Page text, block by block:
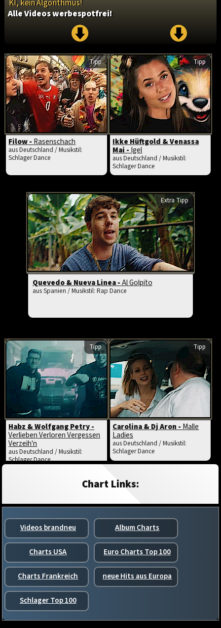
KI, kein Algorithmus!
Alle Videos werbespotfrei!
Tipp
Filow - Rasenschach
aus Deutschland / Musikstil:
Schlager Dance
Tipp
Ikke Hüftgold & Venassa
Mai - Igel
aus Deutschland / Musikstil:
Schlager Dance
Extra Tipp
Quevedo & Nueva Linea -Al Golpito
aus Spanien / Musikstil: Rap Dance
Tipp
Habz & Wolfgang Petry -
Verlieben Verloren Vergessen
Verzeih'n
aus Deutschland / Musikstil:
Schlager Dance
Tipp
Carolina & Dj Aron -Malle
Ladies
aus Deutschland / Musikstil:
Schlager Dance
Chart Links:
Videos brandneu Album Charts
Charts USA Euro Charts Top 100
Charts Frankreich neue Hits aus Europa
Schlager Top 100